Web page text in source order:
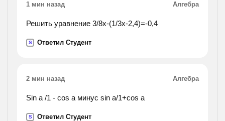
1 мин назад Алгебра
Решить уравнение 3/8x-(1/3x-2,4)=-0,4
S Ответил Студент
2 мин назад Алгебра
Sin a /1 - cos a минус sin a/1+cos a
S Ответил Студент